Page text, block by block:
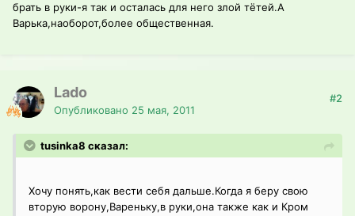
брать в руки-я так и осталась для него злой тётей.А
Варька,наоборот,более общественная.
Lado
Опубликовано 25 мая, 2011
#2
tusinka8 сказал:
Хочу понять,как вести себя дальше.Когда я беру свою
вторую ворону,Вареньку,в руки,она также как и Кром